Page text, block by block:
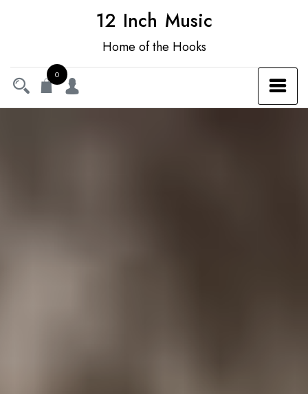
12 Inch Music
Home of the Hooks
0